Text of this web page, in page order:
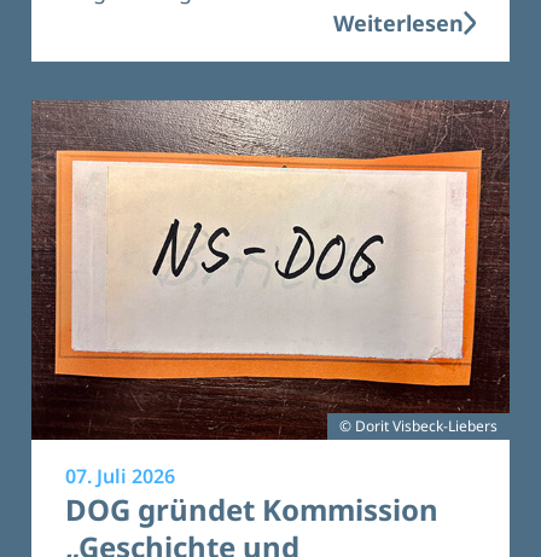
Weiterlesen
© Dorit Visbeck-Liebers
07. Juli 2026
DOG gründet Kommission
„Geschichte und